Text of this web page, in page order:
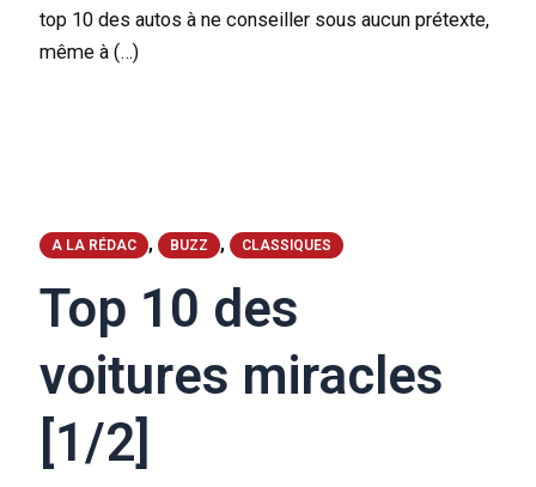
top 10 des autos à ne conseiller sous aucun prétexte,
même à (…)
A LA RÉDAC , BUZZ , CLASSIQUES
Top 10 des
voitures miracles
[1/2]